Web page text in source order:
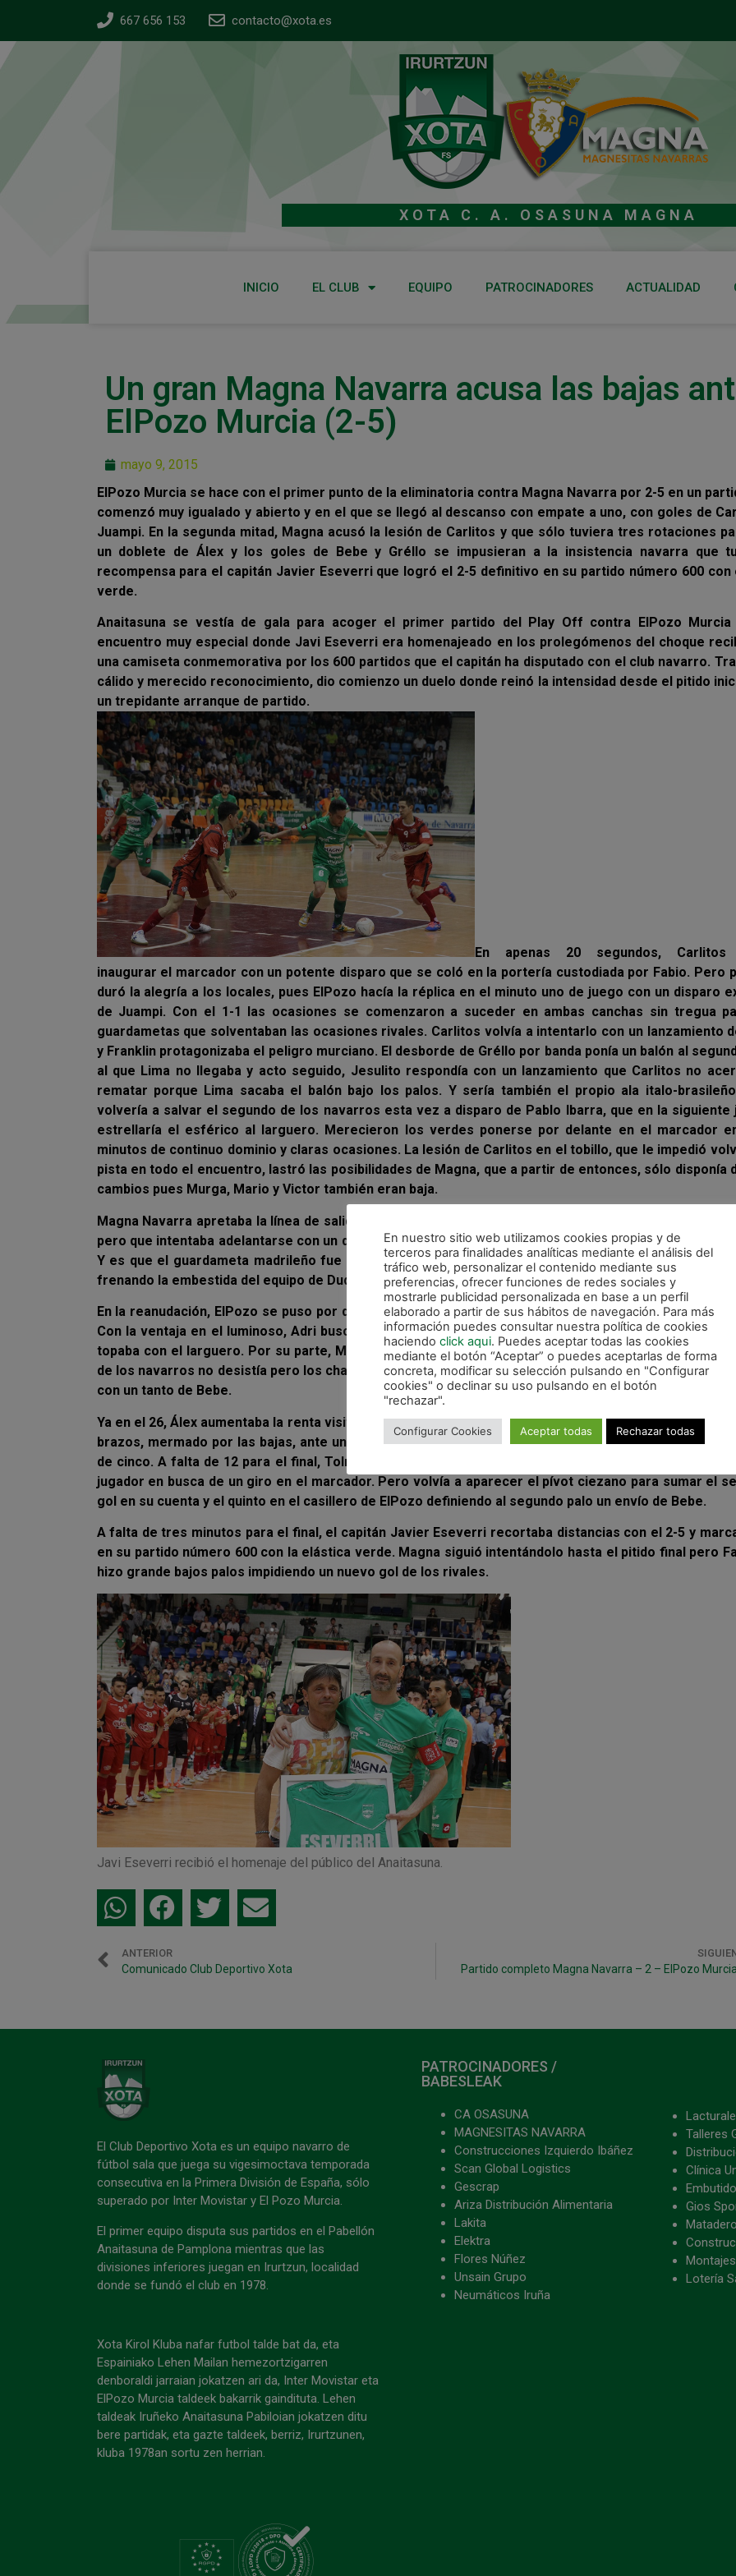
667 656 153 contacto@xota.es
XOTA C. A. OSASUNA MAGNA
INICIO EL CLUB EQUIPO PATROCINADORES ACTUALIDAD
Un gran Magna Navarra acusa las bajas
ElPozo Murcia (2-5)
mayo 9, 2015
ElPozo Murcia se hace con el primer punto de la eliminatoria contra Magna Navarra por 2-5 en un
comenzó muy igualado y abierto y en el que se llegó al descanso con empate a uno, con goles de
Juampi. En la segunda mitad, Magna acusó la lesión de Carlitos y que sólo tuviera tres rotaciones
un doblete de Álex y los goles de Bebe y Gréllo se impusieran a la insistencia navarra que
recompensa para el capitán Javier Eseverri que logró el 2-5 definitivo en su partido número 600 con
verde.
Anaitasuna se vestía de gala para acoger el primer partido del Play Off contra ElPozo Murcia
encuentro muy especial donde Javi Eseverri era homenajeado en los prolegómenos del choque
una camiseta conmemorativa por los 600 partidos que el capitán ha disputado con el club navarro.
cálido y merecido reconocimiento, dio comienzo un duelo donde reinó la intensidad desde el pitido
un trepidante arranque de partido.
En apenas 20 segundos, Carlitos
inaugurar el marcador con un potente disparo que se coló en la portería custodiada por Fabio. Pero
duró la alegría a los locales, pues ElPozo hacía la réplica en el minuto uno de juego con un disparo
de Juampi. Con el 1-1 las ocasiones se comenzaron a suceder en ambas canchas sin tregua
guardametas que solventaban las ocasiones rivales. Carlitos volvía a intentarlo con un lanzamiento
y Franklin protagonizaba el peligro murciano. El desborde de Gréllo por banda ponía un balón al
al que Lima no llegaba y acto seguido, Jesulito respondía con un lanzamiento que Carlitos no
rematar porque Lima sacaba el balón bajo los palos. Y sería también el propio ala italo-
volvería a salvar el segundo de los navarros esta vez a disparo de Pablo Ibarra, que en la siguiente
estrellaría el esférico al larguero. Merecieron los verdes ponerse por delante en el marcador
minutos de continuo dominio y claras ocasiones. La lesión de Carlitos en el tobillo, que le impedió
pista en todo el encuentro, lastró las posibilidades de Magna, que a partir de entonces, sólo disponía
cambios pues Murga, Mario y Victor también eran baja.
Magna Navarra apretaba la línea de salida de ElPozo, que no encontraba espacios para desarrollar
pero que intentaba adelantarse con un derechazo raso de Álex que Raúl desbarataba con una mano
Y es que el guardameta madrileño fue determinante para mantener las tablas antes de llegar al
frenando la embestida del equipo de Duda en los minutos finales de la primera mitad.
En la reanudación, ElPozo se puso por delante nada más comenzar el segundo tiempo con un gol de
Con la ventaja en el luminoso, Adri buscaba sorprender a Raúl con un lanzamiento desde su cancha
topaba con el larguero. Por su parte, Magna lo intentaba con un disparo de Jesulito. Y es que la
de los navarros no desistía pero los charcuteros, bien plantados sobre la pista, pusieron tierra de por
con un tanto de Bebe.
Ya en el 26, Álex aumentaba la renta visitante. Lejos de amilanarse, el cuadro de Imanol Arregui no
brazos, mermado por las bajas, ante una gran presión de los murcianos que buscó neutralizar con
de cinco. A falta de 12 para el final, Tolrà y después Roberto Martil, se enfundaban la camiseta de
jugador en busca de un giro en el marcador. Pero volvía a aparecer el pívot ciezano para sumar el
gol en su cuenta y el quinto en el casillero de ElPozo definiendo al segundo palo un envío de Bebe.
A falta de tres minutos para el final, el capitán Javier Eseverri recortaba distancias con el 2-5 y
en su partido número 600 con la elástica verde. Magna siguió intentándolo hasta el pitido final pero
hizo grande bajos palos impidiendo un nuevo gol de los rivales.
Javi Eseverri recibió el homenaje del público del Anaitasuna.
ANTERIOR
Comunicado Club Deportivo Xota Partido completo Magna Navarra – 2 – ElPozo
El Club Deportivo Xota es un equipo navarro de
fútbol sala que juega su vigesimoctava temporada
consecutiva en la Primera División de España, sólo
superado por Inter Movistar y El Pozo Murcia.
El primer equipo disputa sus partidos en el Pabellón
Anaitasuna de Pamplona mientras que las
divisiones inferiores juegan en Irurtzun, localidad
donde se fundó el club en 1978.
Xota Kirol Kluba nafar futbol talde bat da, eta
Espainiako Lehen Mailan hemezortzigarren
denboraldi jarraian jokatzen ari da, Inter Movistar eta
ElPozo Murcia taldeek bakarrik gaindituta. Lehen
taldeak Iruñeko Anaitasuna Pabiloian jokatzen ditu
bere partidak, eta gazte taldeek, berriz, Irurtzunen,
kluba 1978an sortu zen herrian.
PATROCINADORES /
BABESLEAK
CA OSASUNA
MAGNESITAS NAVARRA
Construcciones Izquierdo Ibáñez
Scan Global Logistics
Gescrap
Ariza Distribución Alimentaria
Lakita
Elektra
Flores Núñez
Unsain Grupo
Neumáticos Iruña
Lacturale
Talleres
Clínica
Gios
Lotería
En nuestro sitio web utilizamos cookies propias y de
terceros para finalidades analíticas mediante el análisis del
tráfico web, personalizar el contenido mediante sus
preferencias, ofrecer funciones de redes sociales y
mostrarle publicidad personalizada en base a un perfil
elaborado a partir de sus hábitos de navegación. Para más
información puedes consultar nuestra política de cookies
haciendo click aqui. Puedes aceptar todas las cookies
mediante el botón “Aceptar” o puedes aceptarlas de forma
concreta, modificar su selección pulsando en "Configurar
cookies" o declinar su uso pulsando en el botón
"rechazar".
Configurar Cookies Aceptar todas Rechazar todas